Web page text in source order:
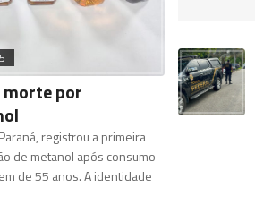
por
registrou a primeira
de metanol após consumo
de 55 anos. A identidade